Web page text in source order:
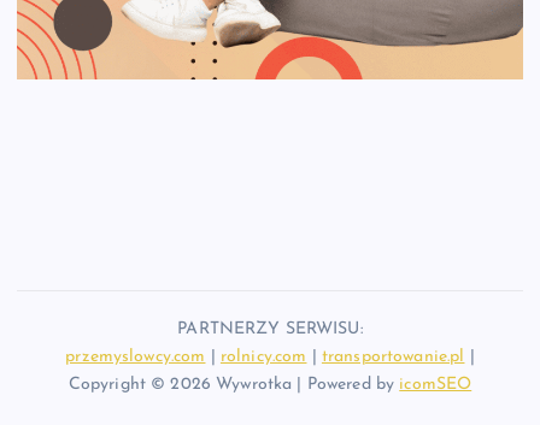
PARTNERZY SERWISU:
przemyslowcy.com
rolnicy.com transportowanie.pl
Copyright © 2026 Wywrotka | Powered by icomSEO